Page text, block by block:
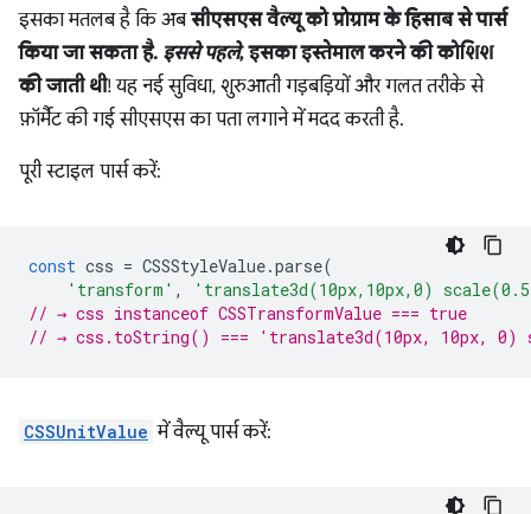
इसका मतलब है कि अबसीएसएस वैल्यू को प्रोग्राम के हिसाब से पार्स
किया जा सकता है. इससे पहले, इसका इस्तेमाल करने की कोशिश
की जाती थी! यह नई सुविधा, शुरुआती गड़बड़ियों और गलत तरीके से
फ़ॉर्मैट की गई सीएसएस का पता लगाने में मदद करती है.
पूरी स्टाइल पार्स करें:
const css = CSSStyleValue.parse(
'transform' ,
'translate3d(10px,10px,0)
// → css instanceof CSSTransformValue === true
// → css.toString() === 'translate3d(10px, 10px, 0)
CSSUnitValue में वैल्यू पार्स करें: